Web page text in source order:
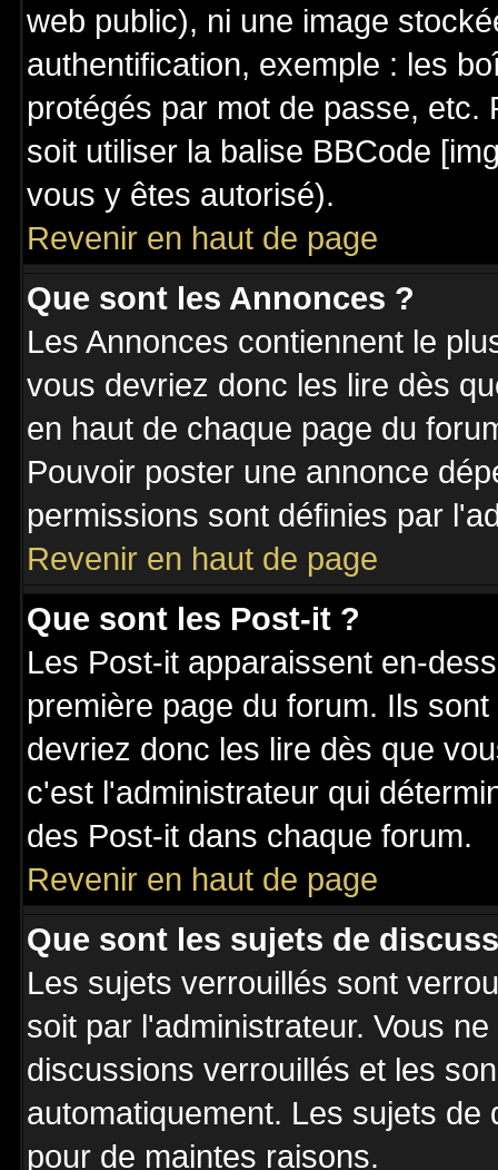
web public), ni une image
authentification, exemple : les
protégés par mot de passe, etc.
soit utiliser la balise BBCode
vous y êtes autorisé).
Revenir en haut de page
Que sont les Annonces ?
Les Annonces contiennent le
vous devriez donc les lire dès
en haut de chaque page du
Pouvoir poster une annonce
permissions sont définies par
Revenir en haut de page
Que sont les Post-it ?
Les Post-it apparaissent en-
première page du forum. Ils
devriez donc les lire dès que
c'est l'administrateur qui
des Post-it dans chaque forum.
Revenir en haut de page
Que sont les sujets de
Les sujets verrouillés sont
soit par l'administrateur. Vous
discussions verrouillés et les
automatiquement. Les sujets
pour de maintes raisons.